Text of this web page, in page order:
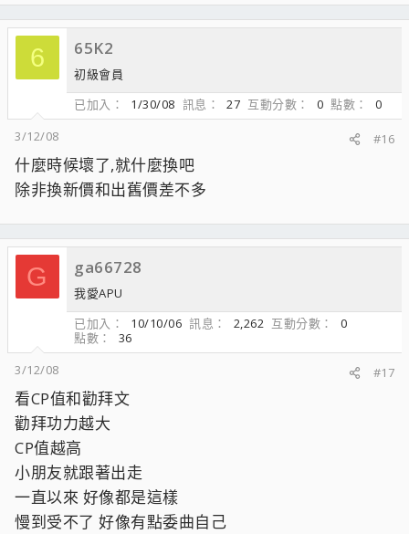
6 65K2
初級會員
已加入
1/30/08 訊息 27 互動分數 0 點數
0
3/12/08
#16
什麼時候壞了,就什麼換吧
除非換新價和出舊價差不多
G ga66728
我愛APU
已加入
10/10/06 訊息 2,262 互動分數
0
點數
36
3/12/08
#17
看CP值和勸拜文
勸拜功力越大
CP值越高
小朋友就跟著出走
一直以來 好像都是這樣
慢到受不了 好像有點委曲自己